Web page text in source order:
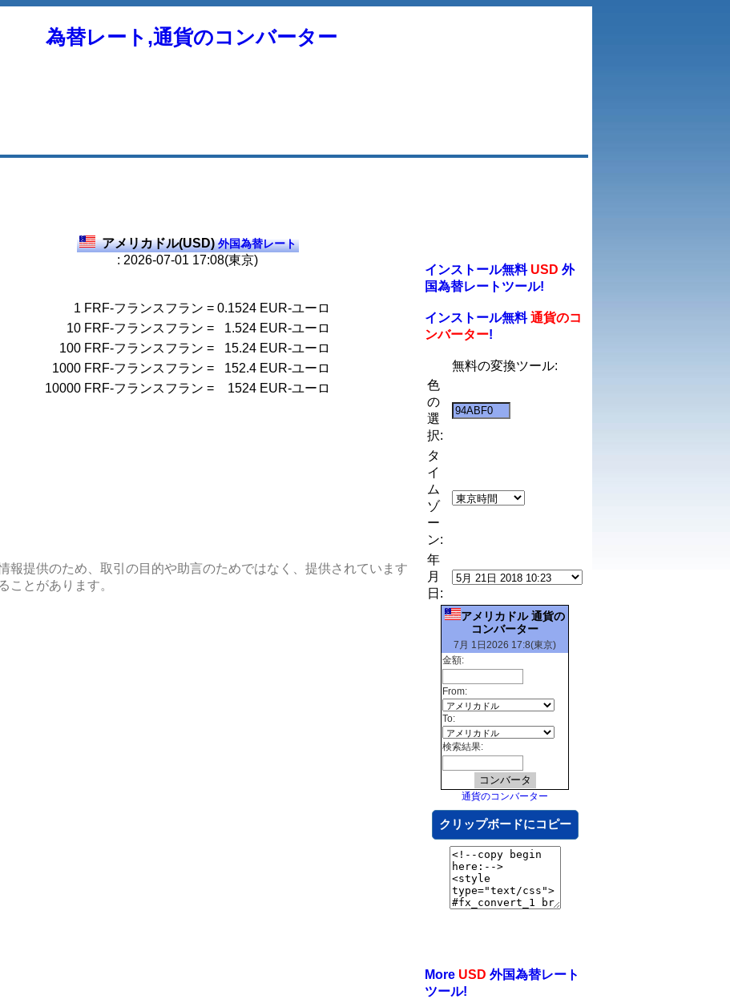
為替レート,通貨のコンバーター
アメリカドル(USD)外国為替レート
: 2026-07-01 17:08(東京)
1 FRF-フランスフラン = 0.1524 EUR-ユーロ
10 FRF-フランスフラン = 1.524 EUR-ユーロ
100 FRF-フランスフラン = 15.24 EUR-ユーロ
1000 FRF-フランスフラン = 152.4 EUR-ユーロ
10000 FRF-フランスフラン = 1524 EUR-ユーロ
報提供のため、取引の目的や助言のためではなく、提供されています
ことがあります。
インストール無料 USD 外
国為替レートツール!
インストール無料通貨のコ
ンバーター!
無料の変換ツール:
色
の
選
択:
タ
イ
ム
ゾ
ー
ン:
年
月
日:
アメリカドル 通貨の
コンバーター
7月 1日2026 17:8(東京)
金額:
From:
To:
検索結果:
通貨のコンバーター
クリップボードにコピー
More USD 外国為替レート
ツール!